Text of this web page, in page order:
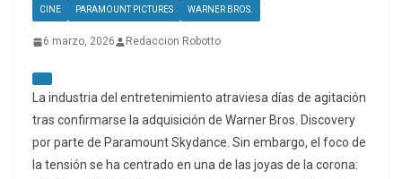
CINE PARAMOUNT PICTURES WARNER BROS.
6 marzo, 2026 Redaccion Robotto
La industria del entretenimiento atraviesa días de agitación
tras confirmarse la adquisición de Warner Bros. Discovery
por parte de Paramount Skydance. Sin embargo, el foco de
la tensión se ha centrado en una de las joyas de la corona: